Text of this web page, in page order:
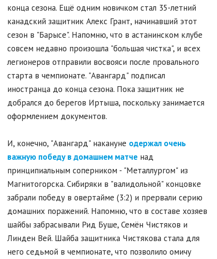
конца сезона. Ещё одним новичком стал 35-летний
канадский защитник Алекс Грант, начинавший этот
сезон в "Барысе". Напомню, что в астанинском клубе
совсем недавно произошла "большая чистка", и всех
легионеров отправили восвояси после провального
старта в чемпионате. "Авангард" подписал
иностранца до конца сезона. Пока защитник не
добрался до берегов Иртыша, поскольку занимается
оформлением документов.
И, конечно, "Авангард" накануне одержал очень
важную победу в домашнем матче над
принципиальным соперником - "Металлургом" из
Магнитогорска. Сибиряки в "валидольной" концовке
забрали победу в овертайме (3:2) и прервали серию
домашних поражений. Напомню, что в составе хозяев
шайбы забрасывали Рид Буше, Семён Чистяков и
Линден Вей. Шайба защитника Чистякова стала для
него седьмой в чемпионате, что позволило омичу